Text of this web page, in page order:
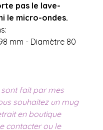
pas le lave-
le micro-ondes.
mm - Diamètre 80
fait par mes
souhaitez un mug
en boutique
contacter ou le